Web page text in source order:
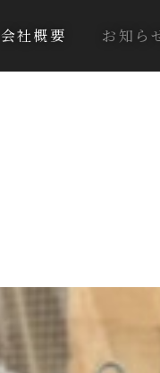
会社概要 お知ら